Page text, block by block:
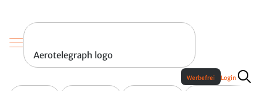
Aerotelegraph logo
Werbefrei Login